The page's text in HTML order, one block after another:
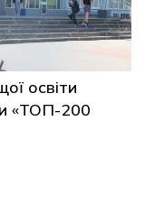
освіти
«ТОП-200